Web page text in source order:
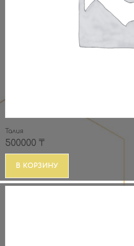
Талия
500000 ₸
В КОРЗИНУ